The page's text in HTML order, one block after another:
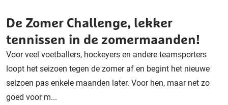
De Zomer Challenge, lekker
tennissen in de zomermaanden!
Voor veel voetballers, hockeyers en andere teamsporters
loopt het seizoen tegen de zomer af en begint het nieuwe
seizoen pas enkele maanden later. Voor hen, maar net zo
goed voor m...